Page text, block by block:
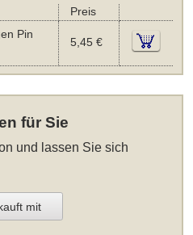
Preis
Pin
5,45 €
für Sie
und lassen Sie sich
mit